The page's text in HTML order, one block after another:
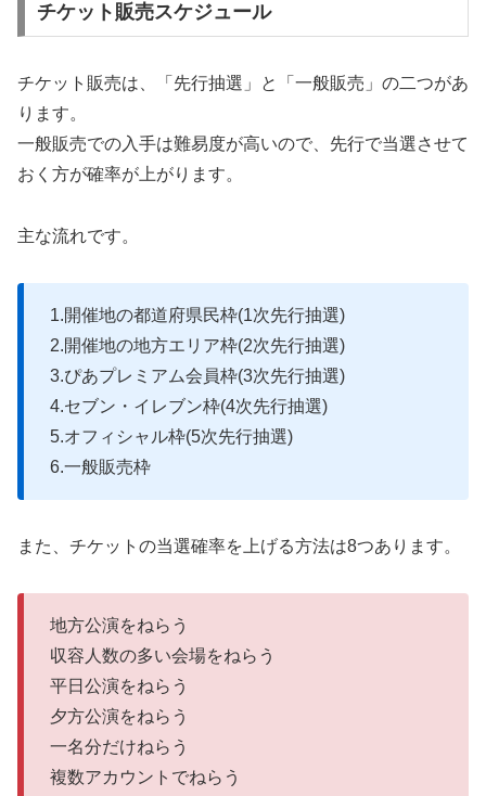
チケット販売スケジュール
チケット販売は、「先行抽選」と「一般販売」の二つがあ
ります。
一般販売での入手は難易度が高いので、先行で当選させて
おく方が確率が上がります。
主な流れです。
1.開催地の都道府県民枠(1次先行抽選)
2.開催地の地方エリア枠(2次先行抽選)
3.ぴあプレミアム会員枠(3次先行抽選)
4.セブン・イレブン枠(4次先行抽選)
5.オフィシャル枠(5次先行抽選)
6.一般販売枠
また、チケットの当選確率を上げる方法は8つあります。
地方公演をねらう
収容人数の多い会場をねらう
平日公演をねらう
夕方公演をねらう
一名分だけねらう
複数アカウントでねらう